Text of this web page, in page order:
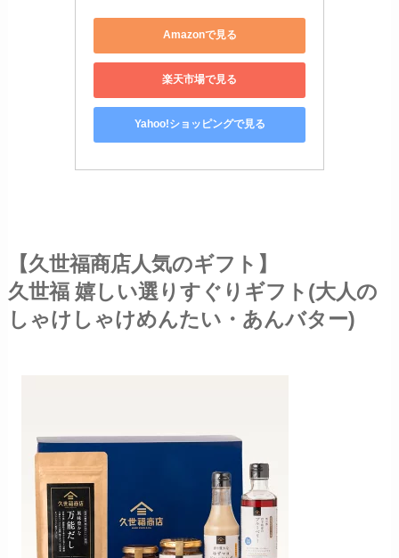
Amazonで見る
楽天市場で見る
Yahoo!ショッピングで見る
【久世福商店人気のギフト】
久世福 嬉しい選りすぐりギフト(大人の
しゃけしゃけめんたい・あんバター)